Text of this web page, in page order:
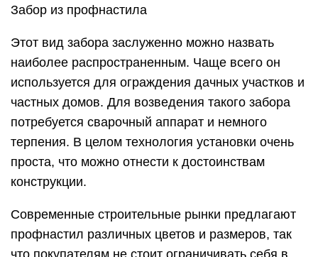
Забор из профнастила
Этот вид забора заслуженно можно назвать
наиболее распространенным. Чаще всего он
используется для ограждения дачных участков и
частных домов. Для возведения такого забора
потребуется сварочный аппарат и немного
терпения. В целом технология установки очень
проста, что можно отнести к достоинствам
конструкции.
Современные строительные рынки предлагают
профнастил различных цветов и размеров, так